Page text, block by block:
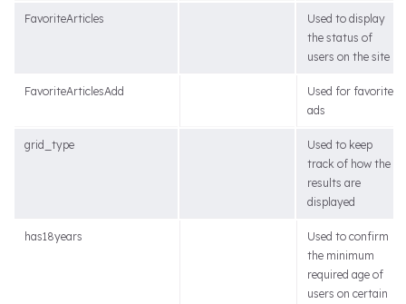
FavoriteArticles
Used to display
the status of
users on the site
FavoriteArticlesAdd
Used for favorite
ads
grid_type
Used to keep
track of how the
results are
displayed
has18years
Used to confirm
the minimum
required age of
users on certain